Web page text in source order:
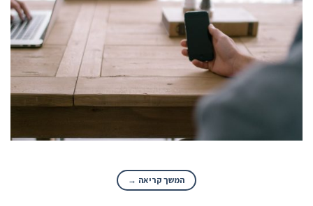
המשך קריאה →